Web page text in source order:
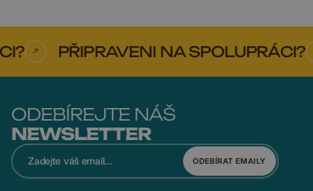
PŘIPRAVENI NA SPOLUPRÁCI?
ODEBÍREJTE NÁŠ
NEWSLETTER
ODEBÍRAT EMAILY